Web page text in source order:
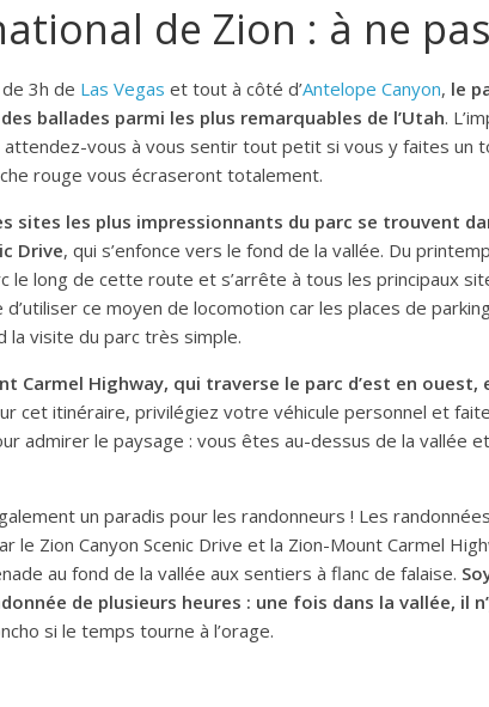
de Zion : à ne
3h de Las Vegas et tout à côté d’Antelope Canyon, le
ballades parmi les plus remarquables de l’Utah.
attendez-vous à vous sentir tout petit si vous y faites un
rouge vous écraseront totalement.
sites les plus impressionnants du parc se trouvent
Drive, qui s’enfonce vers le fond de la vallée. Du
le long de cette route et s’arrête à tous les principaux
d’utiliser ce moyen de locomotion car les places de
la visite du parc très simple.
Carmel Highway, qui traverse le parc d’est en
cet itinéraire, privilégiez votre véhicule personnel et
admirer le paysage : vous êtes au-dessus de la vallée
un paradis pour les randonneurs ! Les
le Zion Canyon Scenic Drive et la Zion-Mount Carmel
au fond de la vallée aux sentiers à flanc de falaise.
de plusieurs heures : une fois dans la vallée, il
si le temps tourne à l’orage.